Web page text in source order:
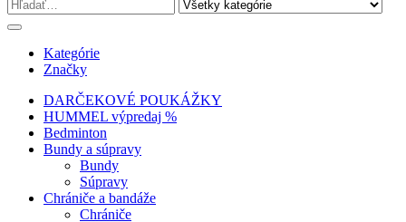
Kategórie
Značky
DARČEKOVÉ POUKÁŽKY
HUMMEL výpredaj %
Bedminton
Bundy a súpravy
Bundy
Súpravy
Chrániče a bandáže
Chrániče